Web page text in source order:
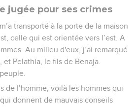
jugée pour ses crimes
transporté à la porte de la maison
celle qui est orientée vers l’est. A
Au milieu d'eux, j’ai remarqué
Pelathia, le fils de Benaja.
de l’homme, voilà les hommes qui
donnent de mauvais conseils